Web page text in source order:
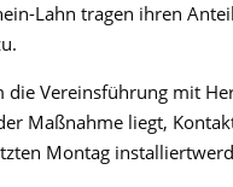
Lahn tragen ihren Anteil
die Vereinsführungmit
Maßnahme liegt,
Montag installiertw